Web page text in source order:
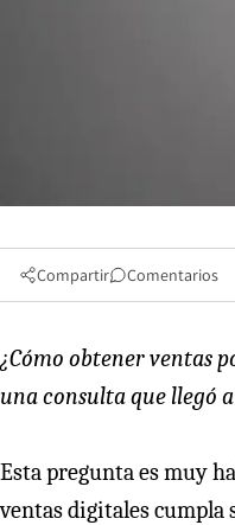
Compartir Comentarios
¿Cómo obtener ventas
una consulta que llegó
Esta pregunta es muy
ventas digitales cumpla